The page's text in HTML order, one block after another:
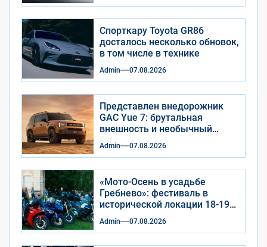
Спорткару Toyota GR86
досталось несколько обновок,
в том числе в технике
Admin 07.08.2026
Представлен внедорожник
GAC Yue 7: брутальная
внешность и необычный
салон
Admin 07.08.2026
«Мото-Осень в усадьбе
Гребнево»: фестиваль в
исторической локации 18-19
сентября 2026 года
Admin 07.08.2026